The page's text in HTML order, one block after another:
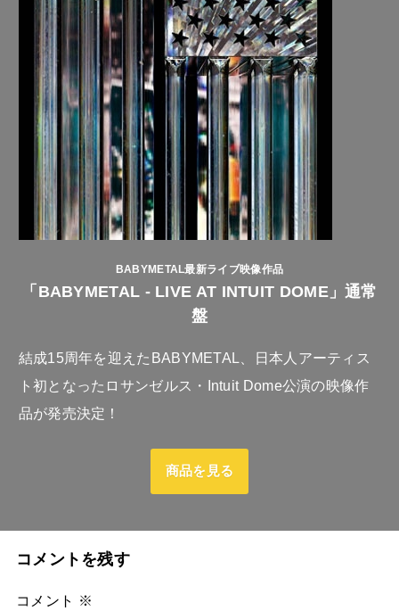
BABYMETAL最新ライブ映像作品
「BABYMETAL - LIVE AT INTUIT DOME」通常
盤
結成15周年を迎えたBABYMETAL、日本人アーティス
ト初となったロサンゼルス・Intuit Dome公演の映像作
品が発売決定！
商品を見る
コメントを残す
コメント ※